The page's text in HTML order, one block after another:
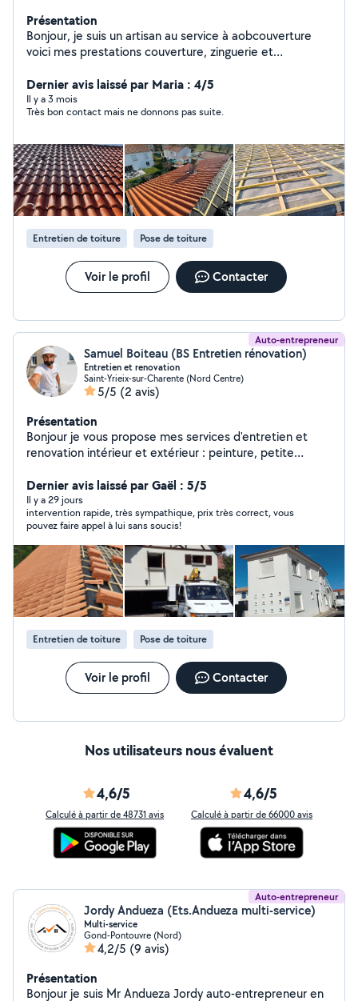
Présentation
Bonjour, je suis un artisan au service à aobcouverture
voici mes prestations couverture, zinguerie et
Dernier avis laissé par Maria : 4/5
Il y a 3 mois
Très bon contact mais ne donnons pas suite.
Entretien de toiture Pose de toiture
Voir le profil Contacter
Auto-entrepreneur
Samuel Boiteau (BS Entretien rénovation)
Entretien et renovation
Saint-Yrieix-sur-Charente (Nord Centre)
5/5 (2 avis)
Présentation
Bonjour je vous propose mes services d'entretien et
renovation intérieur et extérieur : peinture, petite
réparation des gouttière, réparation murette et
peinture grille fer forgé ..... travaux propre et soigné
merci
Dernier avis laissé par Gaël : 5/5
Il y a 29 jours
intervention rapide, très sympathique, prix très correct, vous
pouvez faire appel à lui sans soucis!
Entretien de toiture Pose de toiture
Voir le profil Contacter
Nos utilisateurs nous évaluent
4,6/5
Calculé à partir de 48731 avis
4,6/5
Calculé à partir de 66000 avis
Auto-entrepreneur
Jordy Andueza (Ets.Andueza multi-service)
Multi-service
Gond-Pontouvre (Nord)
4,2/5 (9 avis)
Présentation
Bonjour je suis Mr Andueza Jordy auto-entrepreneur en